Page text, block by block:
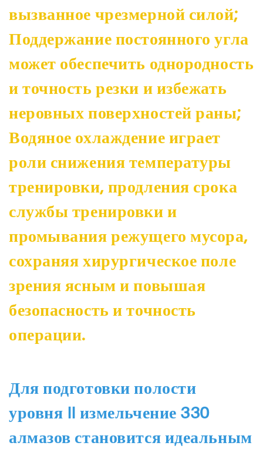
вызванное чрезмерной силой;
Поддержание постоянного угла
может обеспечить однородность
и точность резки и избежать
неровных поверхностей раны;
Водяное охлаждение играет
роли снижения температуры
тренировки, продления срока
службы тренировки и
промывания режущего мусора,
сохраняя хирургическое поле
зрения ясным и повышая
безопасность и точность
операции.
Для подготовки полости
уровня II измельчение 330
алмазов становится идеальным